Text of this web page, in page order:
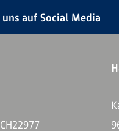
uns auf Social Media